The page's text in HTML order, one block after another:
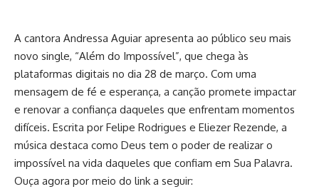
A cantora Andressa Aguiar apresenta ao público seu mais
novo single, “Além do Impossível”, que chega às
plataformas digitais no dia 28 de março. Com uma
mensagem de fé e esperança, a canção promete impactar
e renovar a confiança daqueles que enfrentam momentos
difíceis. Escrita por Felipe Rodrigues e Eliezer Rezende, a
música destaca como Deus tem o poder de realizar o
impossível na vida daqueles que confiam em Sua Palavra.
Ouça agora por meio do link a seguir: